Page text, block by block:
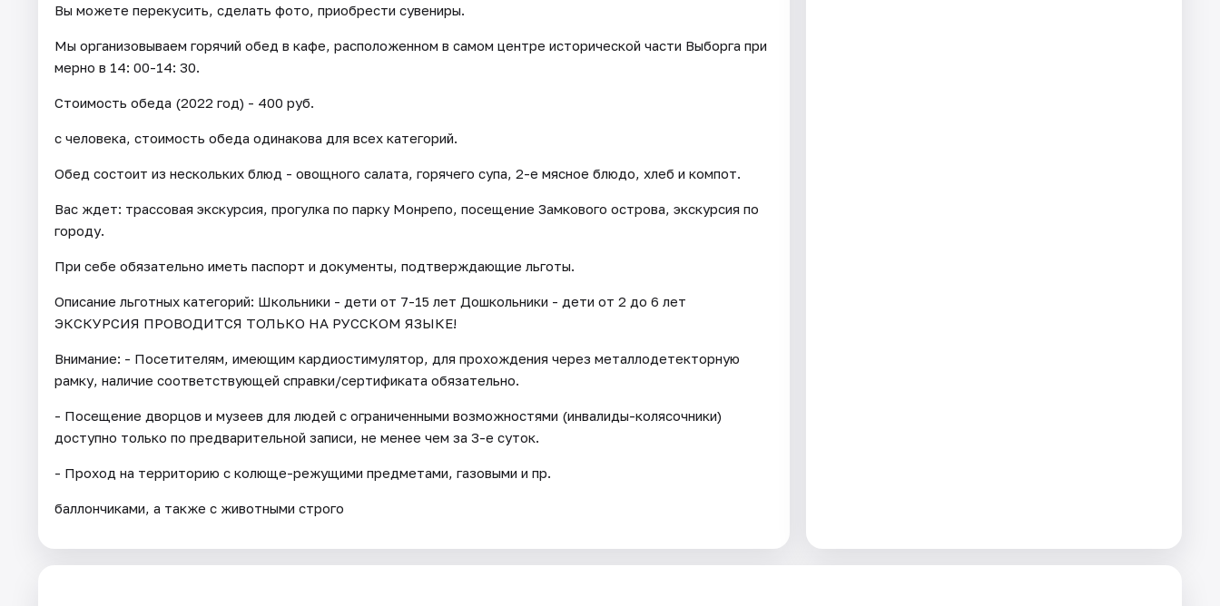
Вы можете перекусить, сделать фото, приобрести сувениры.
Мы организовываем горячий обед в кафе, расположенном в самом центре исторической части Выборга при
мерно в 14: 00-14: 30.
Стоимость обеда (2022 год) - 400 руб.
с человека, стоимость обеда одинакова для всех категорий.
Обед состоит из нескольких блюд - овощного салата, горячего супа, 2-е мясное блюдо, хлеб и компот.
Вас ждет: трассовая экскурсия, прогулка по парку Монрепо, посещение Замкового острова, экскурсия по
городу.
При себе обязательно иметь паспорт и документы, подтверждающие льготы.
Описание льготных категорий: Школьники - дети от 7-15 лет Дошкольники - дети от 2 до 6 лет
ЭКСКУРСИЯ ПРОВОДИТСЯ ТОЛЬКО НА РУССКОМ ЯЗЫКЕ!
Внимание: - Посетителям, имеющим кардиостимулятор, для прохождения через металлодетекторную
рамку, наличие соответствующей справки/сертификата обязательно.
- Посещение дворцов и музеев для людей с ограниченными возможностями (инвалиды-колясочники)
доступно только по предварительной записи, не менее чем за 3-е суток.
- Проход на территорию с колюще-режущими предметами, газовыми и пр.
баллончиками, а также с животными строго